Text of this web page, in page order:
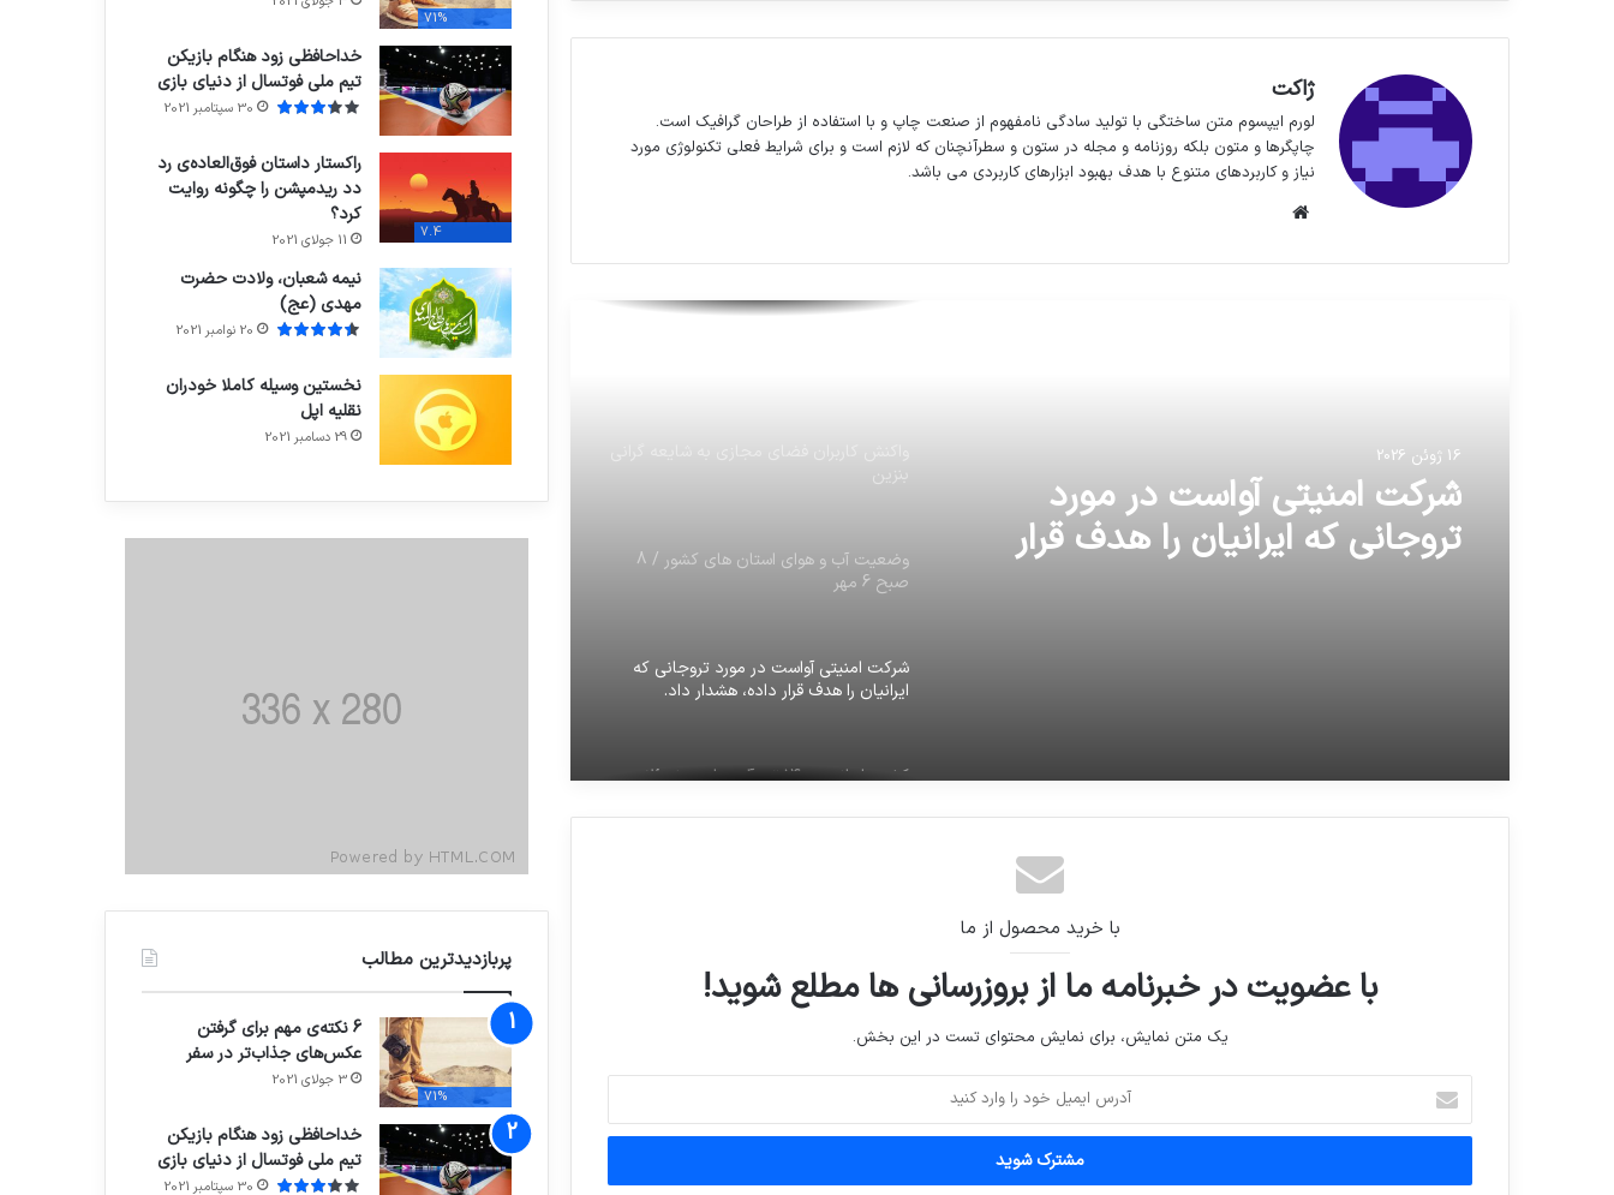
ژاکت
لورم ایپسوم متن ساختگی با تولید سادگی نامفهوم از صنعت چاپ و با استفاده از طراحان گرافیک است.
چاپگرها و متون بلکه روزنامه و مجله در ستون و سطرآنچنان که لازم است و برای شرایط فعلی تکنولوژی مورد
نیاز و کاربردهای متنوع با هدف بهبود ابزارهای کاربردی می باشد.
16 ژوئن 2026
شرکت امنیتی آواست در مورد
تروجانی که ایرانیان را هدف قرار
شرکت امنیتی آواست در مورد تروجانی که
کشتی ایرانی ۱۴۰۰۰ تن آلومینا در ونزوئلا
اعلامیه ترحیم استاد شهریار
بنزین
وضعیت آب و هوای استان های کشور / 8
صبح 6 مهر
شرکت امنیتی آواست در مورد تروجانی که
ایرانیان را هدف قرار داده، هشدار داد.
کشتی ایرانی ۱۴۰۰۰ تن آلومینا در ونزوئلا
آزادراه همت تا ۲ ماه آینده به جاده چالوس
متصل می‌شود
واکنش کاربران فضای مجازی به شایعه گرانی
وضعیت آب و هوای استان های کشور / 8
با خرید محصول از ما
با عضویت در خبرنامه ما از بروزرسانی ها مطلع شوید!
یک متن نمایش، برای نمایش محتوای تست در این بخش.
آدرس
ایمیل
خود
وارد
71%
خداحافظی زود هنگام بازیکن
تیم ملی فوتسال از دنیای بازی
30 سپتامبر 2021
7.4
راکستار داستان فوق‌العاده‌ی رد
دد ریدمپشن را چگونه روایت
کرد؟
11 جولای 2021
نیمه شعبان، ولادت حضرت
مهدی (عج)
20 نوامبر 2021
نخستین وسیله کاملا خودران
نقلیه اپل
29 دسامبر 2021
پربازدیدترین مطالب
71%
6 نکته‌ی مهم برای گرفتن
عکس‌های جذاب‌تر در سفر
3 جولای 2021
خداحافظی زود هنگام بازیکن
تیم ملی فوتسال از دنیای بازی
30 سپتامبر 2021